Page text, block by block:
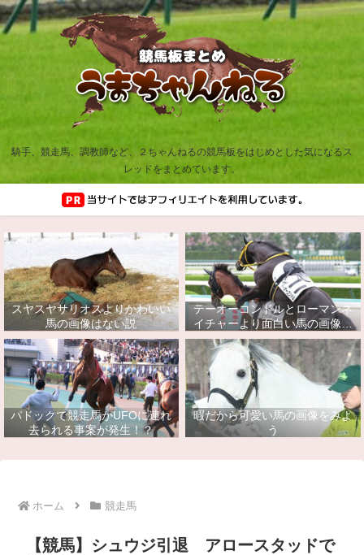
騎手、競走馬、調教師など、２ちゃんねるの競馬板をはじめとした気になるス
レッドをまとめています。
スヤスヤサリオスよりかわいい
馬の画像はない説
テーオーコンドルとローマンネ
イチャーより面白い馬の画像っ
てあるの？
パドックで競走馬がUFOに連れ
去られる事案が発生！？
暇だから可愛い馬の画像をみよ
う
ホーム 競走馬
【競馬】シュウジ引退 アロースタッドで